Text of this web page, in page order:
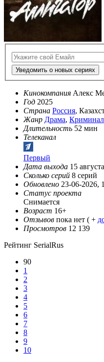
Уведомить о новых сериях
Кинокомпания Алекс
Год 2025
Страна Россия,
Жанр Драма, Криминал
Длительность 52 мин
Телеканал
Первый
Дата выхода 15
Сколько серий 8 серий
Обновлено 23-06-2026,
Статус проекта
Снимается
Возраст 16+
Отзывов пока нет ( +
Просмотров 12 139
Рейтинг SerialRus
90
1
2
3
4
5
6
7
8
9
10